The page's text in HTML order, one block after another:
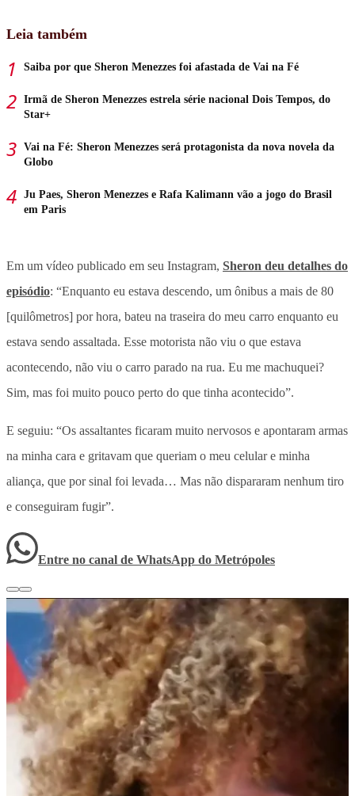
Leia também
Saiba por que Sheron Menezzes foi afastada de Vai na Fé
Irmã de Sheron Menezzes estrela série nacional Dois Tempos, do
Star+
Vai na Fé: Sheron Menezzes será protagonista da nova novela da
Globo
Ju Paes, Sheron Menezzes e Rafa Kalimann vão a jogo do Brasil
em Paris
Em um vídeo publicado em seu Instagram, Sheron deu detalhes do
episódio: “Enquanto eu estava descendo, um ônibus a mais de 80
[quilômetros] por hora, bateu na traseira do meu carro enquanto eu
estava sendo assaltada. Esse motorista não viu o que estava
acontecendo, não viu o carro parado na rua. Eu me machuquei?
Sim, mas foi muito pouco perto do que tinha acontecido”.
E seguiu: “Os assaltantes ficaram muito nervosos e apontaram armas
na minha cara e gritavam que queriam o meu celular e minha
aliança, que por sinal foi levada… Mas não dispararam nenhum tiro
e conseguiram fugir”.
Entre no canal de WhatsApp do Metrópoles